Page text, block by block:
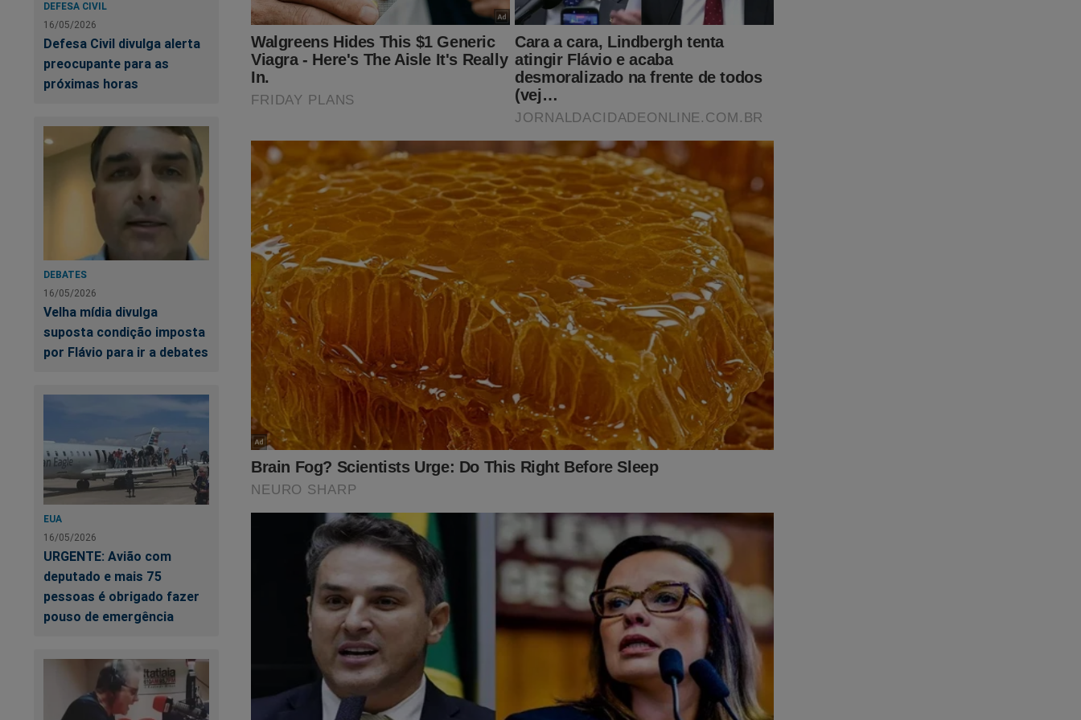
DEFESA CIVIL
16/05/2026
Defesa Civil divulga alerta
preocupante para as
próximas horas
DEBATES
16/05/2026
Velha mídia divulga
suposta condição imposta
por Flávio para ir a debates
EUA
16/05/2026
URGENTE: Avião com
deputado e mais 75
pessoas é obrigado fazer
pouso de emergência
URGENTE: Vaza informação de dentro do STF após a posse de
Nas últimas semanas, a possibilidade de prisão de Jair Bolsonaro absurdamente se tornou
realidade. A cruel perseguição contra o ex-presidente, seus aliados e sua família parece não
ter limites! O "sistema" quer esconder o que realmente aconteceu em 2022... Tudo sobre
aquele pleito eleitoral foi documentado no livro "O Fantasma do Alvorada - A Volta à Cena
do Crime"
best sellerno Brasil. Não perca tempo. Caso tenha interesse, clique no link
abaixo para adquirir essa obra:
https://www.conteudoconservador.com.br/products/o-fantasma-do-alvorada-a-volta-a-
cena-do-crime
O próprio Bolsonaro já conhece o livro: